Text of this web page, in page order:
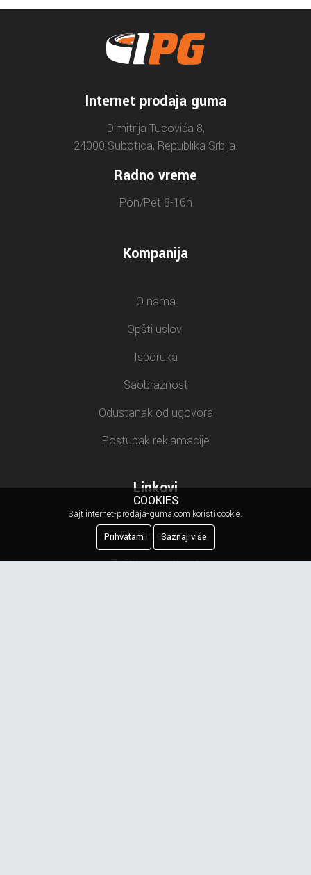
Internet prodaja guma
Dimitrija Tucovića 8,
24000 Subotica, Republika Srbija.
Radno vreme
Pon/Pet 8-16h
Kompanija
O nama
Opšti uslovi
Isporuka
Saobraznost
Odustanak od ugovora
Postupak reklamacije
Linkovi
Plaćanje cene
Zaštita privatnosti
COOKIES
Sajt internet-prodaja-guma.com koristi cookie.
Prihvatam
Saznaj više